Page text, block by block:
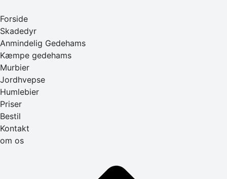
Forside
Skadedyr
Anmindelig Gedehams
Kæmpe gedehams
Murbier
Jordhvepse
Humlebier
Priser
Bestil
Kontakt
om os